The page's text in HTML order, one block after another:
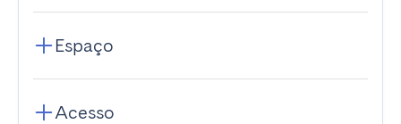
Espaço
Acesso